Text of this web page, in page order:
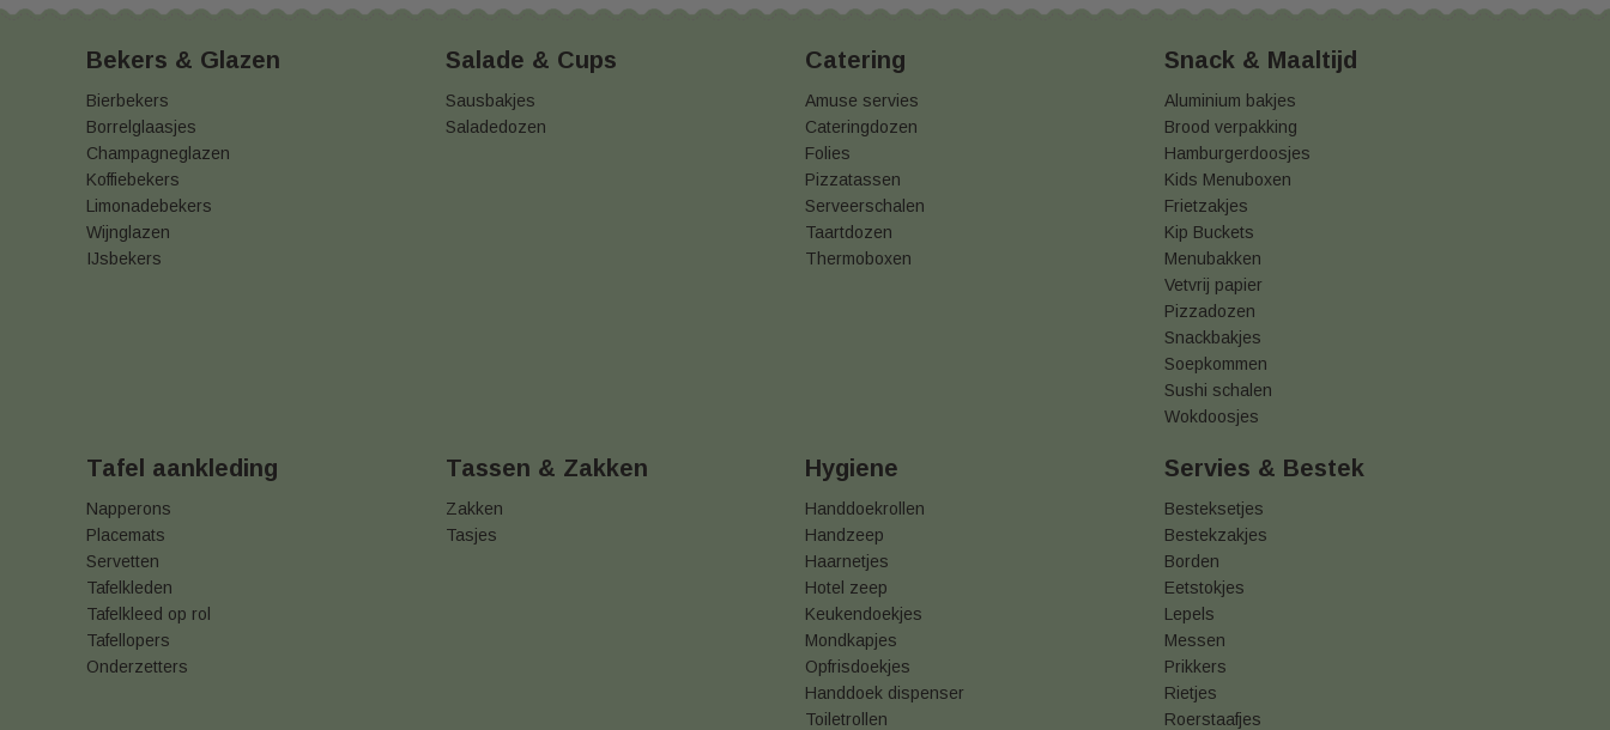
Bekers & Glazen
Bierbekers
Borrelglaasjes
Champagneglazen
Koffiebekers
Limonadebekers
Wijnglazen
IJsbekers
Salade & Cups
Sausbakjes
Saladedozen
Catering
Amuse servies
Cateringdozen
Folies
Pizzatassen
Serveerschalen
Taartdozen
Thermoboxen
Snack & Maaltijd
Aluminium bakjes
Brood verpakking
Hamburgerdoosjes
Kids Menuboxen
Frietzakjes
Kip Buckets
Menubakken
Vetvrij papier
Pizzadozen
Snackbakjes
Soepkommen
Sushi schalen
Wokdoosjes
Tafel aankleding
Napperons
Placemats
Servetten
Tafelkleden
Tafelkleed op rol
Tafellopers
Onderzetters
Tassen & Zakken
Zakken
Tasjes
Hygiene
Handdoekrollen
Handzeep
Haarnetjes
Hotel zeep
Keukendoekjes
Mondkapjes
Opfrisdoekjes
Handdoek dispenser
Toiletrollen
Servies & Bestek
Besteksetjes
Bestekzakjes
Borden
Eetstokjes
Lepels
Messen
Prikkers
Rietjes
Roerstaafjes